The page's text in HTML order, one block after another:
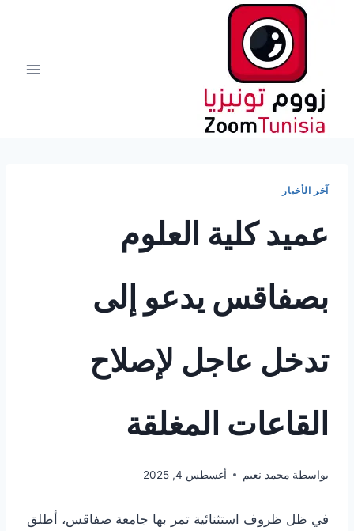
آخر الأخبار
عميد كلية العلوم
بصفاقس يدعو إلى
تدخل عاجل لإصلاح
القاعات المغلقة
بواسطة محمد نعيم أغسطس 4, 2025
في ظل ظروف استثنائية تمر بها جامعة صفاقس، أطلق